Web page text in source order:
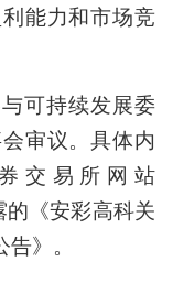
能力和市场竞
可持续发展委
审议。具体内
交易所网站
《安彩高科关
》。